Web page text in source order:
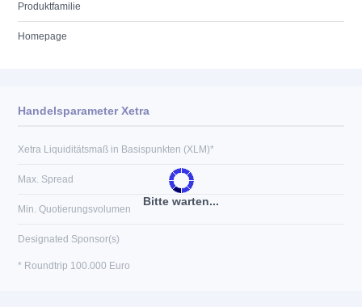
Produktfamilie
Homepage
Bitte warten...
Handelsparameter Xetra
Xetra Liquiditätsmaß in Basispunkten (XLM)*
Max. Spread
Min. Quotierungsvolumen
Designated Sponsor(s)
* Roundtrip 100.000 Euro